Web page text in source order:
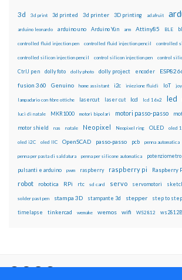
3d 3d print 3d printed 3d printer 3D printing adafruit
arduino leonardo arduino uno Arduino Yún arm Attiny85 BLE
controlled fluid injection pen controlled fluid injection pencil controlled
controlled silicon injection pencil control silicon injection pen control
CtrlJ pen dolly foto dolly photo dolly project encoder
fusion 360 Genuino home assistant i2c iniezione fluidi IoT
lampadario con fibre ottiche lasercut laser cut lcd lcd 16x2 led
luci di natale MKR1000 motori bipolari motori passo-passo
motor shield nas natale Neopixel Neopixel ring OLED oled
oled i2C oled IIC OpenSCAD passo-passo pcb penna automatica
penna per pasta di saldatura penna per silicone automatica potenziometro
pulsanti e arduino pwm raspberry raspberry pi Raspberry
robot robotica RPi rtc sd card servo servomotori
solder past pen stampa 3D stampante 3d stepper step to step
timelapse tinkercad wemake wemos wifi WS2812 ws2812B